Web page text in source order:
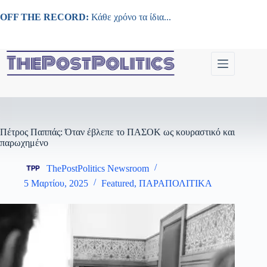
στο
OFF THE RECORD: Κάθε χρόνο τα ίδια...
Πέτρος Παππάς: Όταν έβλεπε το ΠΑΣΟΚ ως κουραστικό και
παρωχημένο
ThePostPolitics Newsroom
5 Μαρτίου, 2025
Featured, ΠΑΡΑΠΟΛΙΤΙΚΑ